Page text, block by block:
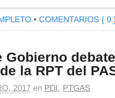
• COMENTARIOS { 0
Gobierno
la RPT del
2017 en PDI, PTGAS